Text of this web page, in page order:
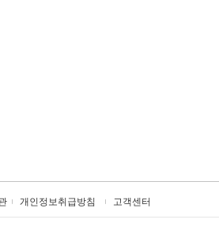
개인정보취급방침 고객센터